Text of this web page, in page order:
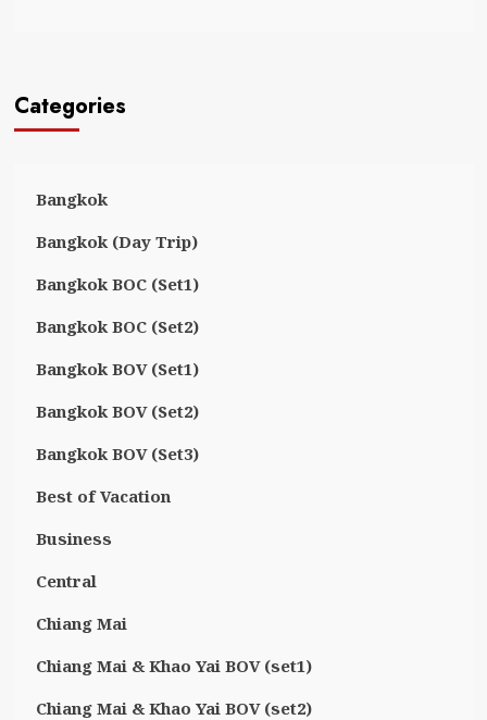
Categories
Bangkok
Bangkok (Day Trip)
Bangkok BOC (Set1)
Bangkok BOC (Set2)
Bangkok BOV (Set1)
Bangkok BOV (Set2)
Bangkok BOV (Set3)
Best of Vacation
Business
Central
Chiang Mai
Chiang Mai & Khao Yai BOV (set1)
Chiang Mai & Khao Yai BOV (set2)